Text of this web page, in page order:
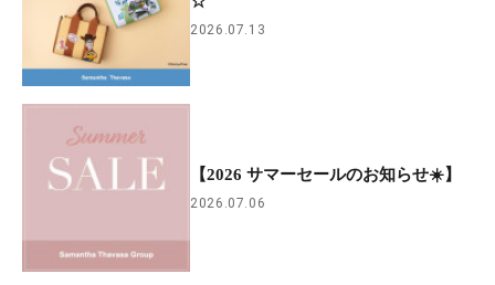
2026.07.13
【2026 サマーセールのお知らせ☀️】
2026.07.06